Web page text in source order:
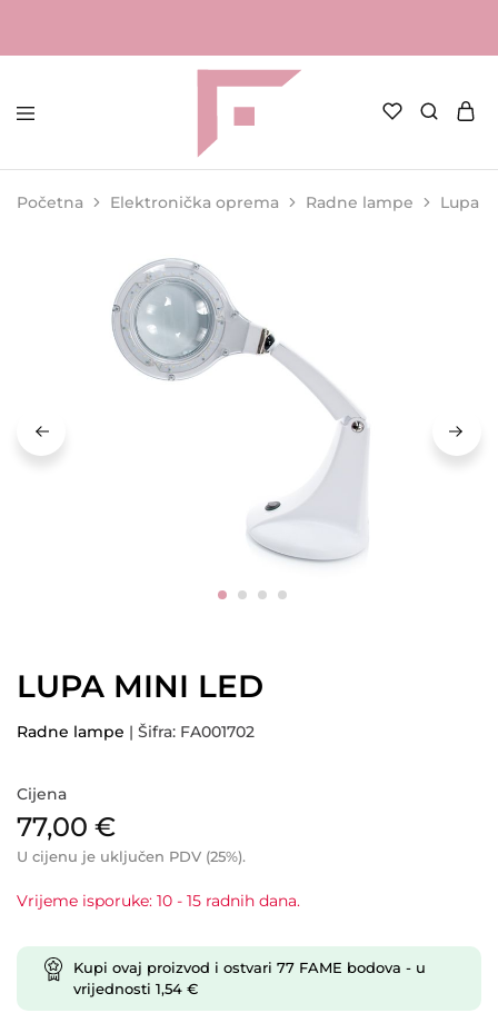
FAME
Profesionalna
za
kozmetičke
Početna Elektronička oprema Radne lampe Lupa
LUPA MINI LED
Radne lampe | Šifra: FA001702
Cijena
77,00 €
U cijenu je uključen PDV (25%).
Vrijeme isporuke: 10 - 15 radnih dana.
Kupi ovaj proizvod i ostvari 77 FAME bodova - u
vrijednosti 1,54 €